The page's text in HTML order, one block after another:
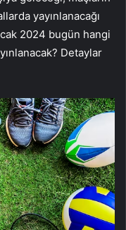
yayınlanacağı
2024 bugün hangi
Detaylar